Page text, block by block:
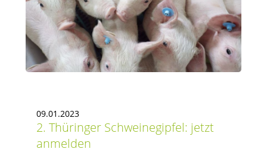
09.01.2023
2. Thüringer Schweinegipfel: jetzt
anmelden